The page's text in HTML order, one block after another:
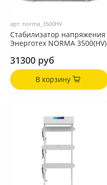
арт. norma_3500HV
Стабилизатор напряжения
Энерготех NORMA 3500(HV)
31300 руб
В корзину